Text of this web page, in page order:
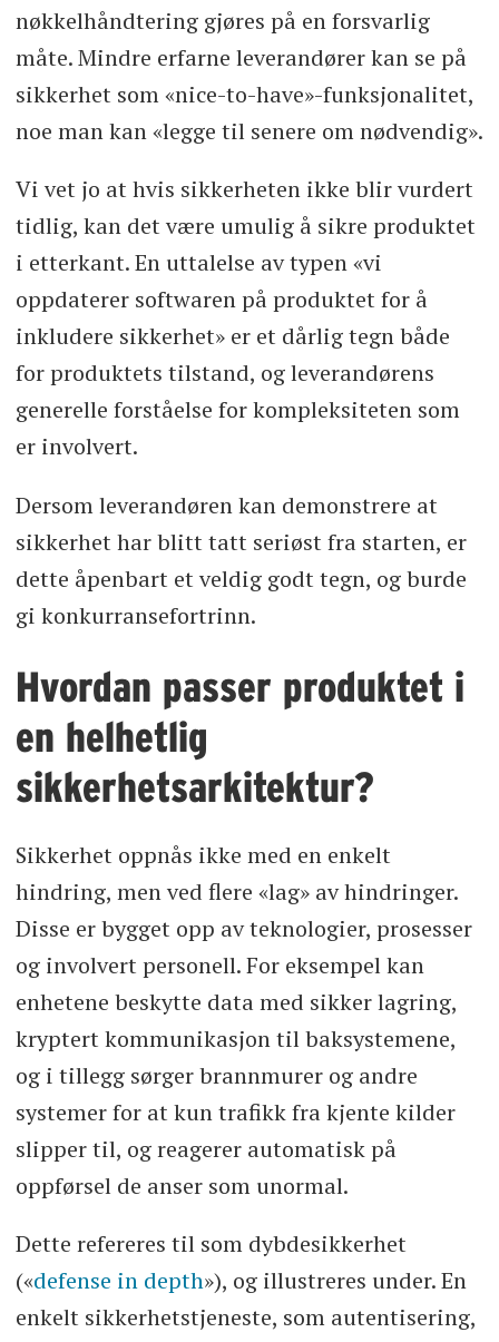
nøkkelhåndtering gjøres på en forsvarlig
måte. Mindre erfarne leverandører kan se på
sikkerhet som «nice-to-have»-funksjonalitet,
noe man kan «legge til senere om nødvendig».
Vi vet jo at hvis sikkerheten ikke blir vurdert
tidlig, kan det være umulig å sikre produktet
i etterkant. En uttalelse av typen «vi
oppdaterer softwaren på produktet for å
inkludere sikkerhet» er et dårlig tegn både
for produktets tilstand, og leverandørens
generelle forståelse for kompleksiteten som
er involvert.
Dersom leverandøren kan demonstrere at
sikkerhet har blitt tatt seriøst fra starten, er
dette åpenbart et veldig godt tegn, og burde
gi konkurransefortrinn.
Hvordan passer produktet i
en helhetlig
sikkerhetsarkitektur?
Sikkerhet oppnås ikke med en enkelt
hindring, men ved flere «lag» av hindringer.
Disse er bygget opp av teknologier, prosesser
og involvert personell. For eksempel kan
enhetene beskytte data med sikker lagring,
kryptert kommunikasjon til baksystemene,
og i tillegg sørger brannmurer og andre
systemer for at kun trafikk fra kjente kilder
slipper til, og reagerer automatisk på
oppførsel de anser som unormal.
Dette refereres til som dybdesikkerhet
(«defense in depth»), og illustreres under. En
enkelt sikkerhetstjeneste, som autentisering,